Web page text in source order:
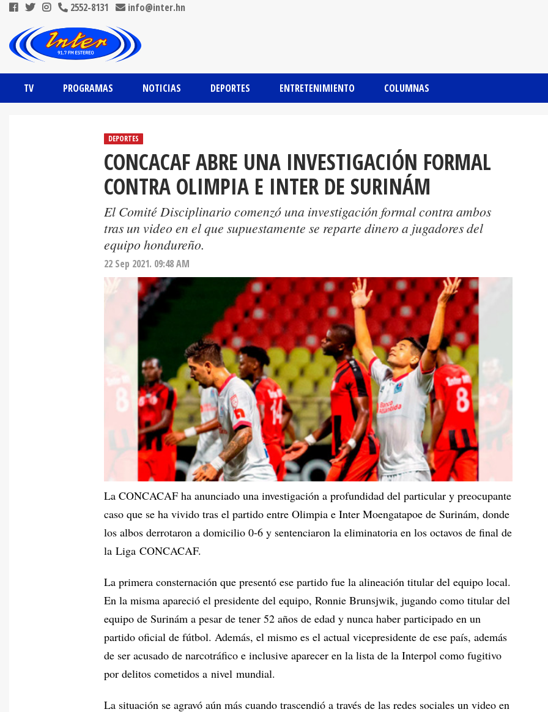
2552-8131 info@inter.hn
TV PROGRAMAS NOTICIAS DEPORTES ENTRETENIMIENTO COLUMNAS
DEPORTES
CONCACAF ABRE UNA INVESTIGACIÓN FORMAL
CONTRA OLIMPIA E INTER DE SURINÁM
El Comité Disciplinario comenzó una investigación formal contra ambos
tras un video en el que supuestamente se reparte dinero a jugadores del
equipo hondureño.
22 Sep 2021. 09:48 AM
La CONCACAF ha anunciado una investigación a profundidad del particular y preocupante
caso que se ha vivido tras el partido entre Olimpia e Inter Moengatapoe de Surinám, donde
los albos derrotaron a domicilio 0-6 y sentenciaron la eliminatoria en los octavos de final de
la Liga CONCACAF.
La primera consternación que presentó ese partido fue la alineación titular del equipo local.
En la misma apareció el presidente del equipo, Ronnie Brunsjwik, jugando como titular del
equipo de Surinám a pesar de tener 52 años de edad y nunca haber participado en un
partido oficial de fútbol. Además, el mismo es el actual vicepresidente de ese país, además
de ser acusado de narcotráfico e inclusive aparecer en la lista de la Interpol como fugitivo
por delitos cometidos a nivel mundial.
La situación se agravó aún más cuando trascendió a través de las redes sociales un video en